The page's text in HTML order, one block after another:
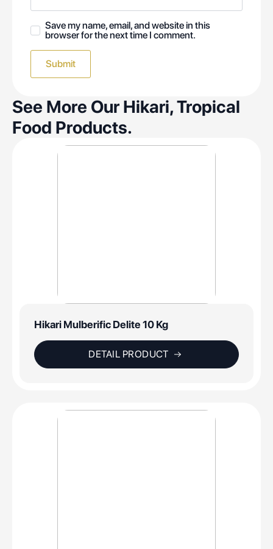
Save my name, email, and website in this
browser for the next time I comment.
See More Our Hikari, Tropical
Food Products.
Hikari Mulberific Delite 10 Kg
DETAIL PRODUCT